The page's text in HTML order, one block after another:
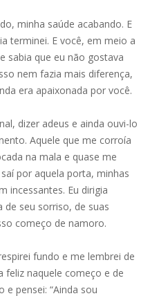
minha saúde acabando. E
terminei. E você, em meio a
sabia que eu não gostava
nem fazia mais diferença,
era apaixonada por você.
dizer adeus e ainda ouvi-lo
Aquele que me corroía
na mala e quase me
por aquela porta, minhas
incessantes. Eu dirigia
seu sorriso, de suas
começo de namoro.
fundo e me lembrei de
naquele começo e de
pensei: “Ainda sou